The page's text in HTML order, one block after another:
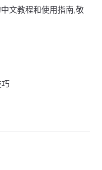
文教程和使用指南,敬